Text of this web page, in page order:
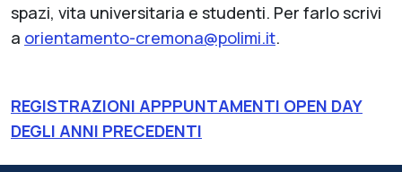
spazi, vita universitaria e studenti. Per farlo scrivi
a orientamento-cremona@polimi.it.
REGISTRAZIONI APPPUNTAMENTI OPEN DAY
DEGLI ANNI PRECEDENTI